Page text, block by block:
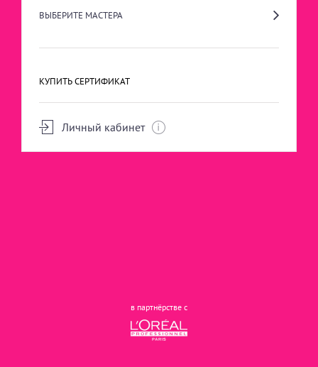
ВЫБЕРИТЕ МАСТЕРА
КУПИТЬ СЕРТИФИКАТ
Личный кабинет
в партнёрстве с
КОСМЕТОЛОГИЯ